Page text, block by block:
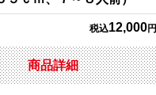
税込12,000円
商品詳細